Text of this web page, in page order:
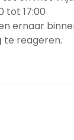
tot 17:00
ernaar
te reageren.